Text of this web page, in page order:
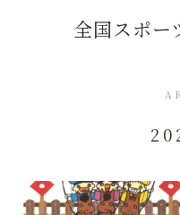
全国スポー